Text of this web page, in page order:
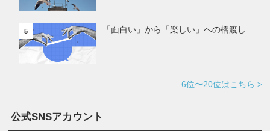
5 「面白い」から「楽しい」への橋渡し
6位〜20位はこちら >
公式SNSアカウント